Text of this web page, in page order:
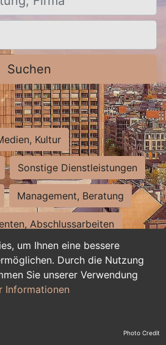
um Ihnen eine bessere
Durch die Nutzung
Sie unserer Verwendung
Informationen
Suchen
Kultur
Sonstige Dienstleistungen
Management, Beratung
Abschlussarbeiten
Assistenz, Sekretariat
und Nebenjobs
duale Ausbildung Photo Credit